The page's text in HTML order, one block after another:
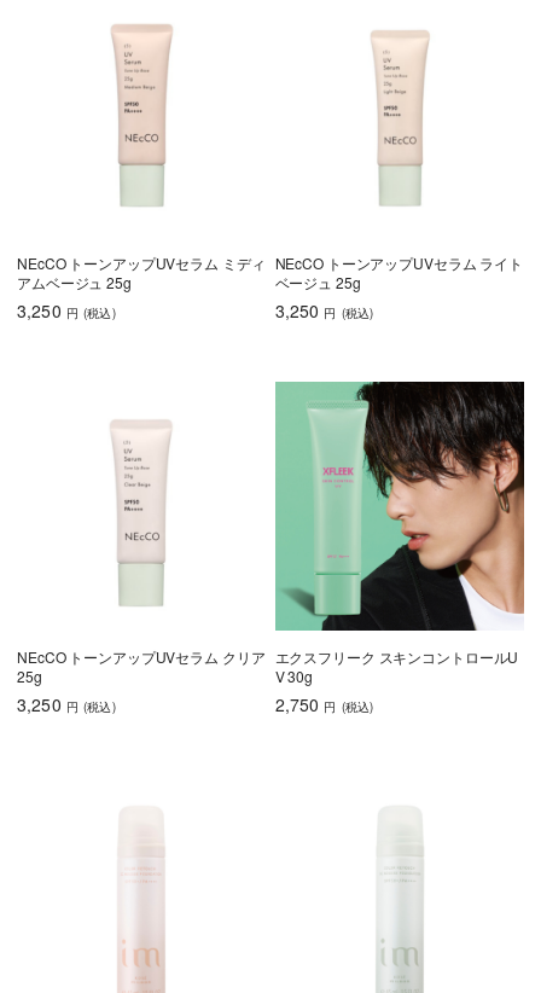
NEcCO トーンアップUVセラム ミディ
アムベージュ 25g
3,250 円 (税込)
NEcCO トーンアップUVセラム ライト
ベージュ 25g
3,250 円 (税込)
NEcCO トーンアップUVセラム クリア
25g
3,250 円 (税込)
エクスフリーク スキンコントロールU
V 30g
2,750 円 (税込)